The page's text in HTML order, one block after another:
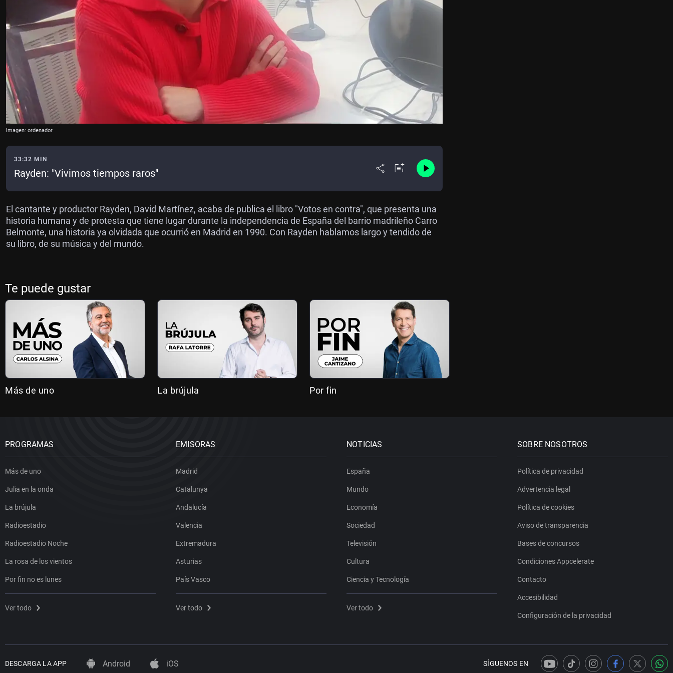
Imagen: ordenador
33:32 MIN
Rayden: "Vivimos tiempos raros"
El cantante y productor Rayden, David Martínez, acaba de publica el libro "Votos en contra", que presenta una
historia humana y de protesta que tiene lugar durante la independencia de España del barrio madrileño Carro
Belmonte, una historia ya olvidada que ocurrió en Madrid en 1990. Con Rayden hablamos largo y tendido de
su libro, de su música y del mundo.
Te puede gustar
Más de uno La brújula Por fin
PROGRAMAS
Más de uno
Julia en la onda
La brújula
Radioestadio
Radioestadio Noche
La rosa de los vientos
Por fin no es lunes
Ver todo
EMISORAS
Madrid
Catalunya
Andalucía
Valencia
Extremadura
Asturias
País Vasco
Ver todo
NOTICIAS
España
Mundo
Economía
Sociedad
Televisión
Cultura
Ciencia y Tecnología
Ver todo
SOBRE NOSOTROS
Política de privacidad
Advertencia legal
Política de cookies
Aviso de transparencia
Bases de concursos
Condiciones Appcelerate
Contacto
Accesibilidad
Configuración de la privacidad
DESCARGA LA APP Android iOS SÍGUENOS EN